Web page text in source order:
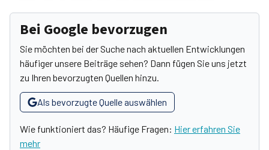
Bei Google bevorzugen
Sie möchten bei der Suche nach aktuellen Entwicklungen
häufiger unsere Beiträge sehen? Dann fügen Sie uns jetzt
zu Ihren bevorzugten Quellen hinzu.
Als bevorzugte Quelle auswählen
Wie funktioniert das? Häufige Fragen: Hier erfahren Sie
mehr